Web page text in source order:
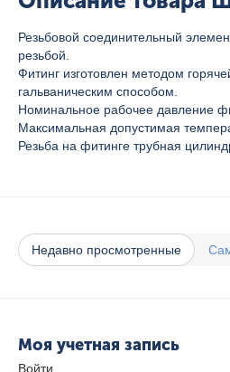
Резьбовой соединительный
резьбой.
Фитинг изготовлен методом
гальваническим способом.
Номинальное рабочее давление
Максимальная допустимая
Резьба на фитинге трубная
Недавно просмотренные
Моя учетная запись
Войти